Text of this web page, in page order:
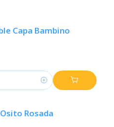
Capa Bambino
Rosada